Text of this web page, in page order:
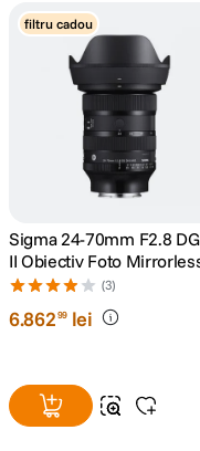
peak design
canon sx740 hs
lavaliera
card memorie
8 . ulanzi
9. insta 360
filtru cadou
Sigma 24-70mm F2.8
II Obiectiv Foto
Montura Sony E
(3)
6.86299 lei